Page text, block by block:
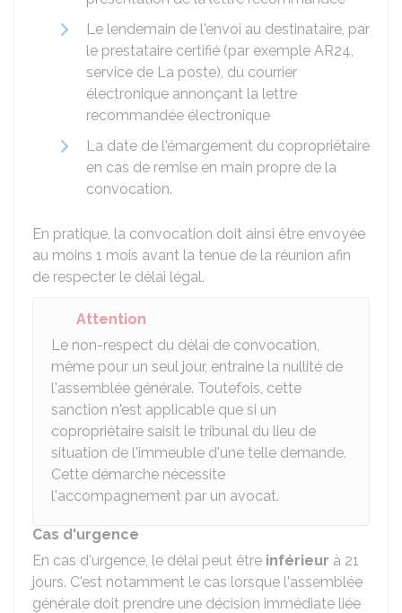
Le lendemain de l'envoi au destinataire, par
le prestataire certifié (par exemple AR24,
service de La poste), du courrier
électronique annonçant la lettre
recommandée électronique
La date de l'émargement du copropriétaire
en cas de remise en main propre de la
convocation.
En pratique, la convocation doit ainsi être envoyée
au moins 1 mois avant la tenue de la réunion afin
de respecter le délai légal.
Attention
Le non-respect du délai de convocation,
même pour un seul jour, entraine la nullité de
l'assemblée générale. Toutefois, cette
sanction n'est applicable que si un
copropriétaire saisit le tribunal du lieu de
situation de l'immeuble d'une telle demande.
Cette démarche nécessite
l'accompagnement par un avocat.
Cas d'urgence
En cas d'urgence, le délai peut être inférieur à 21
jours. C'est notamment le cas lorsque l'assemblée
générale doit prendre une décision immédiate liée